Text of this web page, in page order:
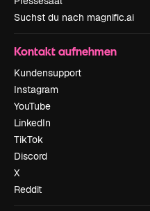
Suchst du nach magnific.ai
Kontakt aufnehmen
Kundensupport
Instagram
YouTube
LinkedIn
TikTok
Discord
X
Reddit